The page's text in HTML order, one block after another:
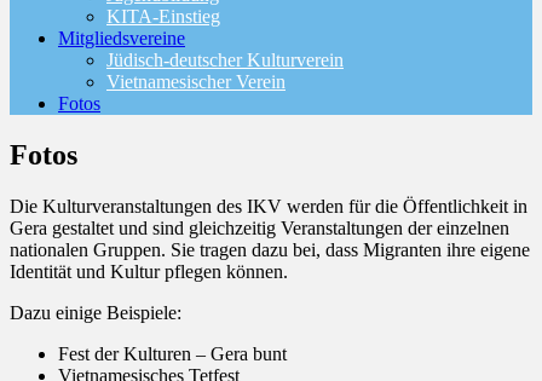
KITA-Einstieg
Mitgliedsvereine
Jüdisch-deutscher Kulturverein
Vietnamesischer Verein
Fotos
Fotos
Die Kulturveranstaltungen des IKV werden für die Öffentlichkeit in
Gera gestaltet und sind gleichzeitig Veranstaltungen der einzelnen
nationalen Gruppen. Sie tragen dazu bei, dass Migranten ihre eigene
Identität und Kultur pflegen können.
Dazu einige Beispiele:
Fest der Kulturen – Gera bunt
Vietnamesisches Tetfest